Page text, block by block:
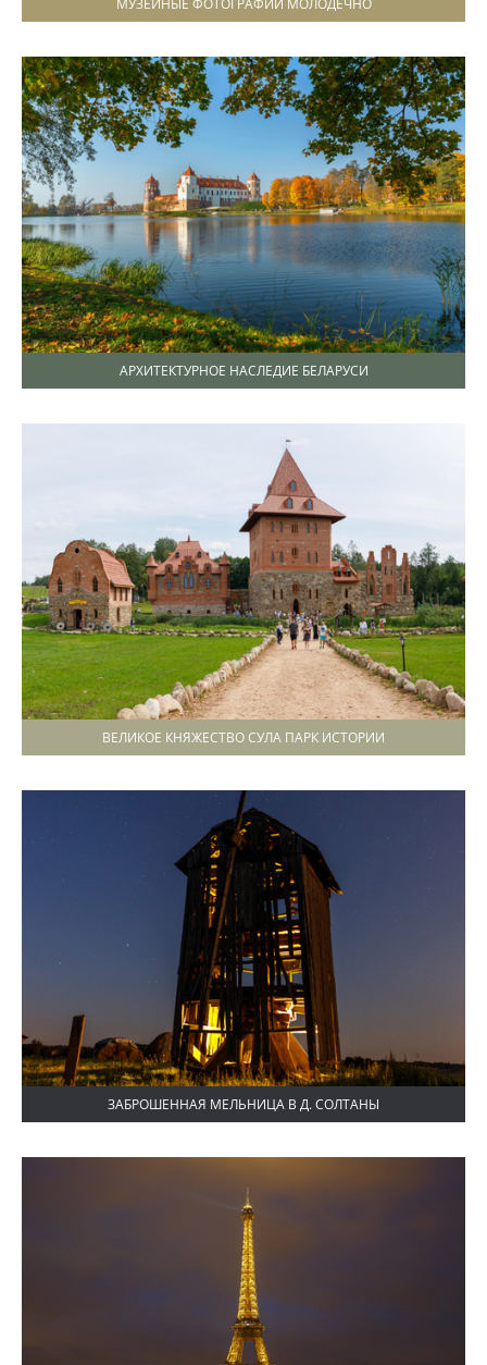
МУЗЕЙНЫЕ ФОТОГРАФИИ МОЛОДЕЧНО
АРХИТЕКТУРНОЕ НАСЛЕДИЕ БЕЛАРУСИ
ВЕЛИКОЕ КНЯЖЕСТВО СУЛА ПАРК ИСТОРИИ
ЗАБРОШЕННАЯ МЕЛЬНИЦА В Д. СОЛТАНЫ